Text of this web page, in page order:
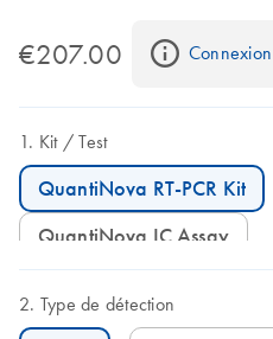
€207.00 Connexion
Kit Test
QuantiNova RT-PCR Kit
QuantiNova IC Assay
Type de détection